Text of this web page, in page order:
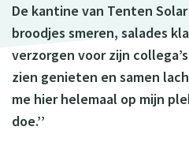
De kantine van Tenten
broodjes smeren, salades
verzorgen voor zijn
zien genieten en samen
me hier helemaal op mijn
doe.’’